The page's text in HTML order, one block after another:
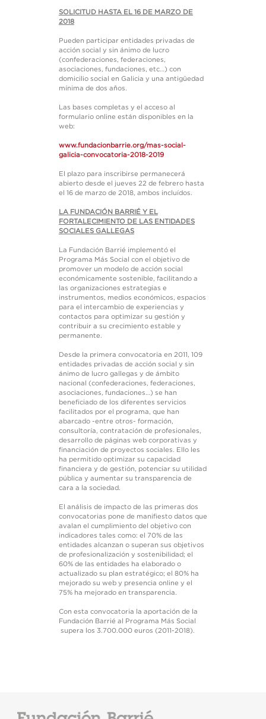
SOLICITUD HASTA EL 16 DE MARZO DE
2018
Pueden participar entidades privadas de
acción social y sin ánimo de lucro
(confederaciones, federaciones,
asociaciones, fundaciones, etc…) con
domicilio social en Galicia y una antigüedad
mínima de dos años.
Las bases completas y el acceso al
formulario online están disponibles en la
web:
www.fundacionbarrie.org/mas-social-
galicia-convocatoria-2018-2019
El plazo para inscribirse permanecerá
abierto desde el jueves 22 de febrero hasta
el 16 de marzo de 2018, ambos incluídos.
LA FUNDACIÓN BARRIÉ Y EL
FORTALECIMIENTO DE LAS ENTIDADES
SOCIALES GALLEGAS
La Fundación Barrié implementó el
Programa Más Social con el objetivo de
promover un modelo de acción social
económicamente sostenible, facilitando a
las organizaciones estrategias e
instrumentos, medios económicos, espacios
para el intercambio de experiencias y
contactos para optimizar su gestión y
contribuir a su crecimiento estable y
permanente.
Desde la primera convocatoria en 2011, 109
entidades privadas de acción social y sin
ánimo de lucro gallegas y de ámbito
nacional (confederaciones, federaciones,
asociaciones, fundaciones…) se han
beneficiado de los diferentes servicios
facilitados por el programa, que han
abarcado -entre otros- formación,
consultoría, contratación de profesionales,
desarrollo de páginas web corporativas y
financiación de proyectos sociales. Ello les
ha permitido optimizar su capacidad
financiera y de gestión, potenciar su utilidad
pública y aumentar su transparencia de
cara a la sociedad.
El análisis de impacto de las primeras dos
convocatorias pone de manifiesto datos que
avalan el cumplimiento del objetivo con
indicadores tales como: el 70% de las
entidades alcanzan o superan sus objetivos
de profesionalización y sostenibilidad; el
60% de las entidades ha elaborado o
actualizado su plan estratégico; el 80% ha
mejorado su web y presencia online y el
75% ha mejorado en transparencia.
Con esta convocatoria la aportación de la
Fundación Barrié al Programa Más Social
supera los 3.700.000 euros (2011-2018).